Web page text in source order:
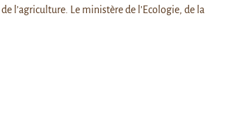
l’agriculture. Le ministère de l’Ecologie, de la